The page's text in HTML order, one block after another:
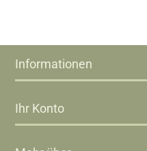
Informationen
Ihr Konto